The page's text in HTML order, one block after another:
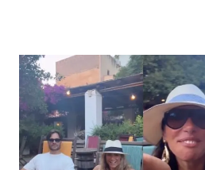
News Cinema
News Musica
News Spettacolo